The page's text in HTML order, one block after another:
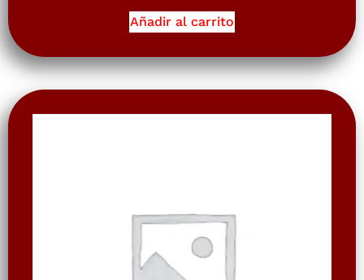
Añadir al carrito